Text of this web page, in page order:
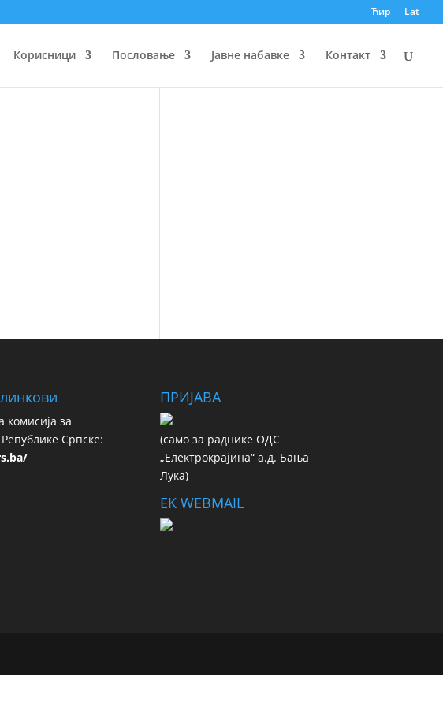
Ћир Lat
Корисници Пословање Јавне набавке Контакт
комисија за
Српске:
ПРИЈАВА
(сaмo зa рaдникe ОДС
„Електрокрајина“ а.д. Бања
Лука)
EK WEBMAIL